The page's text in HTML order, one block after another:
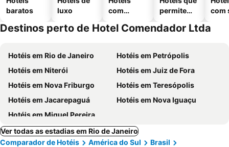
baratos
luxo
com
permitem
com
Destinos perto de Hotel Comendador Ltda
Hotéis em Rio de Janeiro
Hotéis em Petrópolis
Hotéis em Niterói
Hotéis em Juiz de Fora
Hotéis em Nova Friburgo
Hotéis em Teresópolis
Hotéis em Jacarepaguá
Hotéis em Nova Iguaçu
Hotéis em Miguel Pereira
Ver todas as estadias em Rio de Janeiro
Comparador de Hotéis
América do Sul
Brasil